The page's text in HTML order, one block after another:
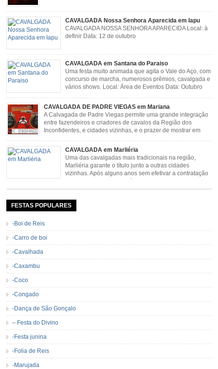
CAVALGADA Nossa Senhora Aparecida em Iapu
CAVALGADA NOSSA SENHORA APARECIDA Local: à
definir Data: 12 de outubro
CAVALGADA em Santana do Paraiso
Uma festa muito animada que agita o Vale do Aço, com
concurso de marcha, numerosos prêmios, cavalgada e
vários shows. Local: Área de Eventos Data: Outubro
CAVALGADA DE PADRE VIEGAS em Mariana
A Calvagada de Padre Viegas permite uma grande integração
entre fazendeiros e criadores de cavalos da Região dos
Inconfidentes, e cidades vizinhas, e o prazer de mostrar em
resgata cultura e saúde além de contar com apresentações musicais. Local:
Distrito de Padre Viegas, Antigo Campo de […]
CAVALGADA em Marliéria
Uma das cavalgadas mais tradicionais na região,
Marliéria garante o título junto a outras cidades
vizinhas. Após alguns anos sem efetivar a contratação
de grandes nomes da música sertaneja, em 2011 a
Cavalgada de Marliéria voltou, e não deixou dúvidas de que sua tradição
de […]
FESTAS POPULARES
-Boi de Reis
-Carro de boi
-Cavalhada
-Caxambu
-Coco
-Congado
-Dança de São Gonçalo
– Festa do Divino
-Festa junina
-Folia de Reis
-Marujada